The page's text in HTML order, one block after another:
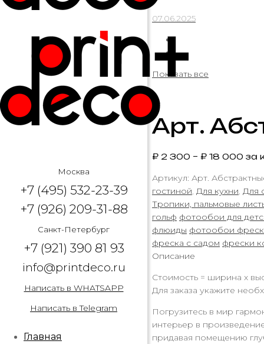
Москва
+7 (495) 532-23-39
+7 (926) 209-31-88
Санкт-Петербург
+7 (921) 390 81 93
info@printdeco.ru
Написать в WHATSAPP
Написать в Telegram
Главная
07.06.2025
Показать все
Арт.
₽ 2 300 – ₽ 18 000 за
Артикул: Арт.
гостиной, Для кухни, Для
Тропики, пальмовые
гольф фотообои для
флюиды фотообои
фреска с садом фрески
Описание
Стоимость = ширина х
Для заказа укажите
Погрузитесь в мир
интерьер в
придавая помещению